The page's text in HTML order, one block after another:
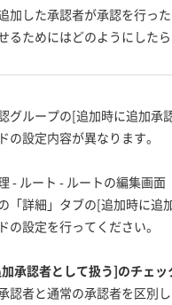
加した承認者が承認を行っ
るためにはどのようにしたら
グループの[追加時に追加承
の設定内容が異なります。
- ルート - ルートの編集画
「詳細」タブの[追加時に追
の設定を行ってください。
加承認者として扱う]のチェ
者と通常の承認者を区別し